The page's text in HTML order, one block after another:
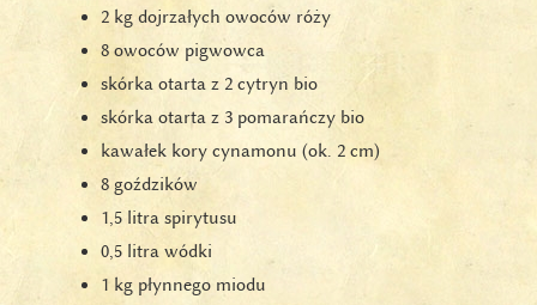
2 kg dojrzałych owoców róży
8 owoców pigwowca
skórka otarta z 2 cytryn bio
skórka otarta z 3 pomarańczy bio
kawałek kory cynamonu (ok. 2 cm)
8 goździków
1,5 litra spirytusu
0,5 litra wódki
1 kg płynnego miodu